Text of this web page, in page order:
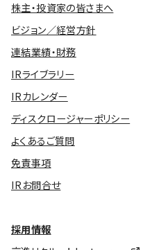
株主・投資家の皆さまへ
ビジョン／経営方針
連結業績・財務
IRライブラリー
IRカレンダー
ディスクロージャーポリシー
よくあるご質問
免責事項
IRお問合せ
採用情報